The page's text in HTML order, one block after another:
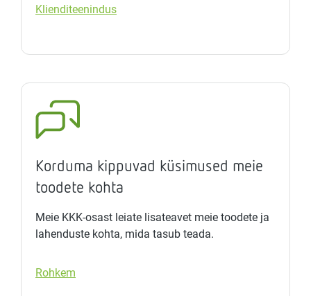
Klienditeenindus
Korduma kippuvad küsimused meie
toodete kohta
Meie KKK-osast leiate lisateavet meie toodete ja
lahenduste kohta, mida tasub teada.
Rohkem